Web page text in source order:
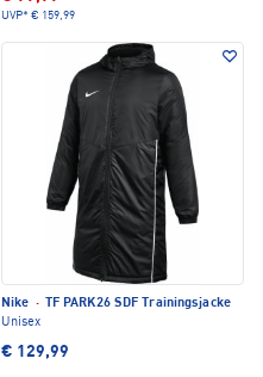
UVP* € 159,99
Nike ·
TF PARK26 SDF Trainingsjacke
Unisex
€ 129,99